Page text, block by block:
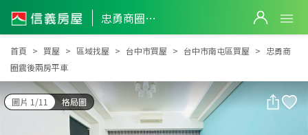
忠勇商圈震後兩房平車
忠勇商圈震後兩房平車
首頁 買屋 區域找屋 台中市買屋 台中市南屯區買屋
忠勇商
圈震後兩房平車
圖片 1/11 格局圖